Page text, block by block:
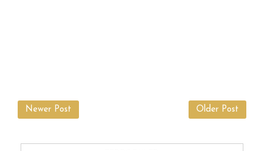
Newer Post Older Post